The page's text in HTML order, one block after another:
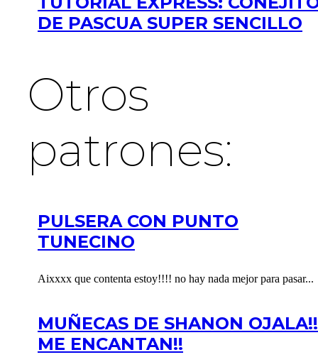
DE PASCUA SUPER SENCILLO
Otros
patrones:
PULSERA CON PUNTO
TUNECINO
Aixxxx que contenta estoy!!!! no hay nada mejor para pasar...
MUÑECAS DE SHANON OJALA!!
ME ENCANTAN!!